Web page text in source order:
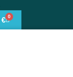
€ 0